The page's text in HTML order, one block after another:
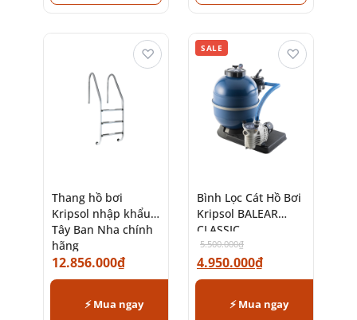
Thang hồ bơi
Kripsol nhập khẩu
Tây Ban Nha chính
hãng
12.856.000₫
⚡ Mua ngay
♡ SALE
Bình Lọc Cát Hồ Bơi
Kripsol BALEAR
CLASSIC
5.500.000₫
4.950.000₫
⚡ Mua ngay
♡